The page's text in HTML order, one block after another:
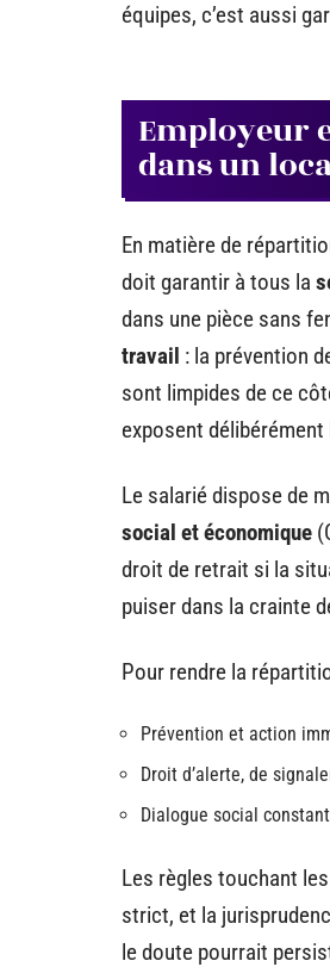
équipes, c’est aussi
Employeur
dans un
En matière de
doit garantir à tous la
dans une pièce sans
travail : la prévention
sont limpides de ce
exposent
Le salarié dispose de
social et économique
droit de retrait si la
puiser dans la crainte
Pour rendre la
Prévention et action
Droit d’alerte, de
Dialogue social
Les règles touchant les
strict, et la
le doute pourrait